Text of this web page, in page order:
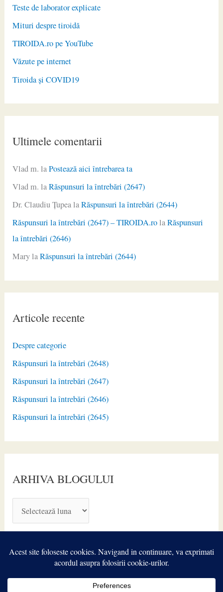
Teste de laborator explicate
Mituri despre tiroidă
TIROIDA.ro pe YouTube
Văzute pe internet
Tiroida și COVID19
Ultimele comentarii
Vlad m. laPostează aici întrebarea ta
Vlad m. laRăspunsuri la întrebări (2647)
Dr. Claudiu ŢupealaRăspunsuri la întrebări (2644)
Răspunsuri la întrebări (2647) – TIROIDA.rolaRăspunsuri
la întrebări (2646)
MarylaRăspunsuri la întrebări (2644)
Articole recente
Despre categorie
Răspunsuri la întrebări (2648)
Răspunsuri la întrebări (2647)
Răspunsuri la întrebări (2646)
Răspunsuri la întrebări (2645)
ARHIVA BLOGULUI
R
I